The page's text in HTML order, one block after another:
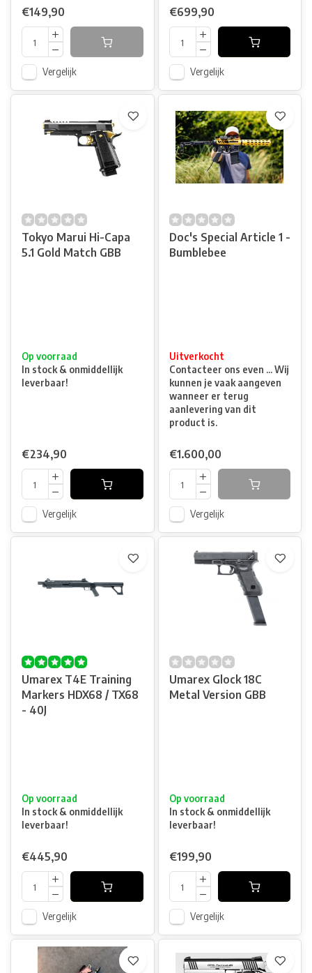
€149,90
Vergelijk
€699,90
Vergelijk
Tokyo Marui Hi-Capa
5.1 Gold Match GBB
Op voorraad
In stock & onmiddellijk
leverbaar!
€234,90
Vergelijk
Doc's Special Article 1 -
Bumblebee
Uitverkocht
Contacteer ons even ... Wij
kunnen je vaak aangeven
wanneer er terug
aanlevering van dit
product is.
€1.600,00
Vergelijk
Umarex T4E Training
Markers HDX68 / TX68
- 40J
Op voorraad
In stock & onmiddellijk
leverbaar!
€445,90
Vergelijk
Umarex Glock 18C
Metal Version GBB
Op voorraad
In stock & onmiddellijk
leverbaar!
€199,90
Vergelijk